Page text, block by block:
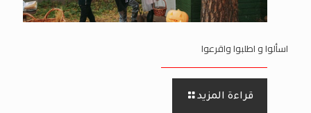
اسألوا و اطلبوا واقرعوا
قراءة المزيد